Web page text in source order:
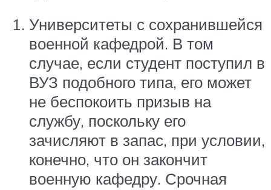
Университеты с сохранившейся
военной кафедрой. В том
случае, если студент поступил в
ВУЗ подобного типа, его может
не беспокоить призыв на
службу, поскольку его
зачисляют в запас, при условии,
конечно, что он закончит
военную кафедру. Срочная